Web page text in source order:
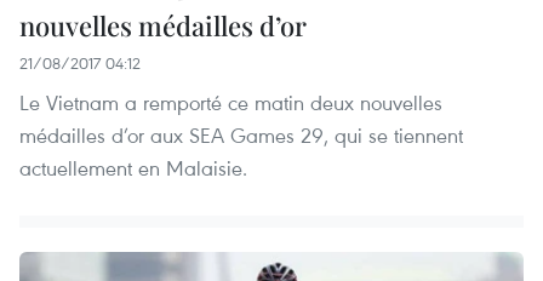
nouvelles médailles d’or
21/08/2017 04:12
Le Vietnam a remporté ce matin deux nouvelles
médailles d’or aux SEA Games 29, qui se tiennent
actuellement en Malaisie.